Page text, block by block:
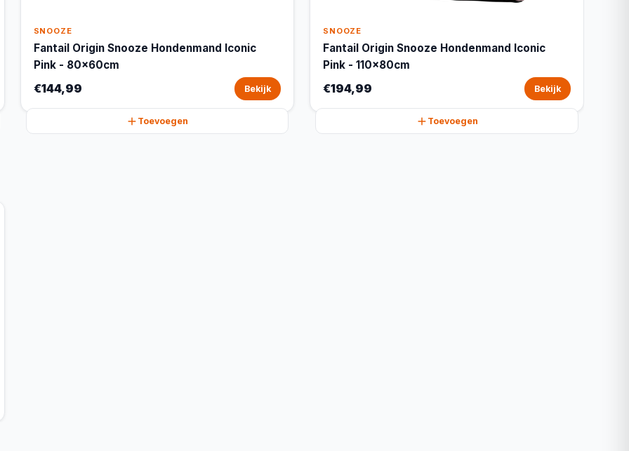
SNOOZE
Fantail Origin Snooze Hondenmand Iconic
Pink - 80x60cm
€144,99 Bekijk
Toevoegen
SNOOZE
Fantail Origin Snooze Hondenmand Iconic
Pink - 110x80cm
€194,99 Bekijk
Toevoegen